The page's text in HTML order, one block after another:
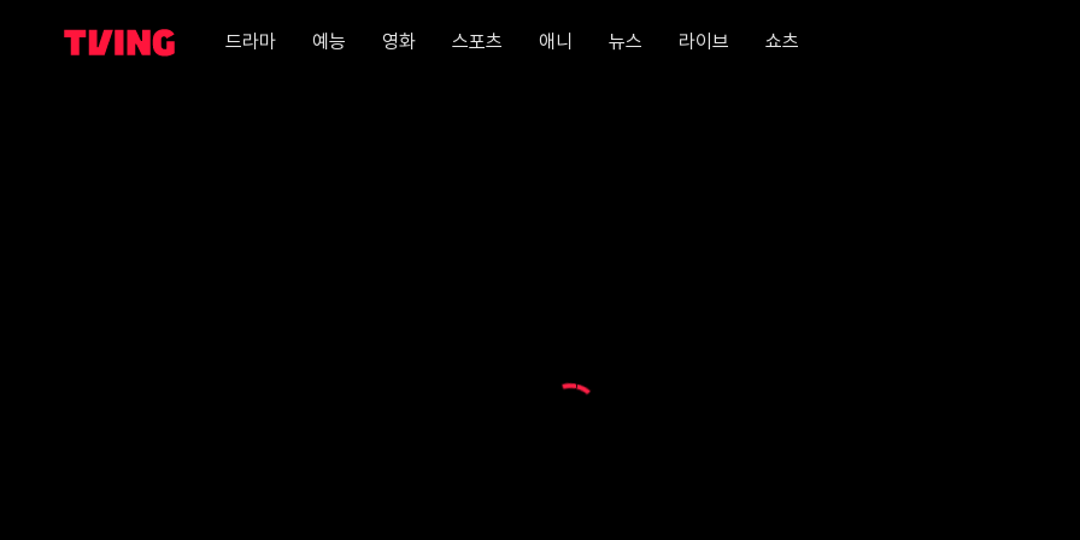
드라마 예능 영화 스포츠 애니 뉴스 라이브 쇼츠